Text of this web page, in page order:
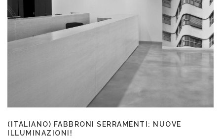
(ITALIANO) FABBRONI SERRAMENTI: NUOVE
ILLUMINAZIONI!